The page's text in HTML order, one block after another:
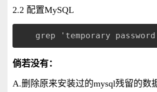
2.2 配置MySQL
grep 'temporary
倘若没有：
A.删除原来安装过的mysql残留的数